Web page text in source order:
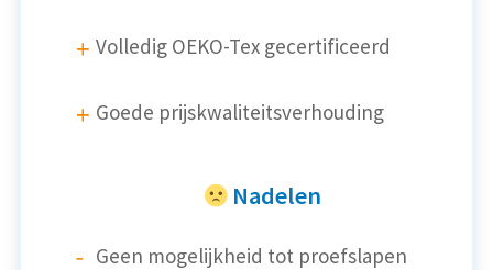
Volledig OEKO-Tex gecertificeerd
Goede prijskwaliteitsverhouding
Nadelen
Geen mogelijkheid tot proefslapen